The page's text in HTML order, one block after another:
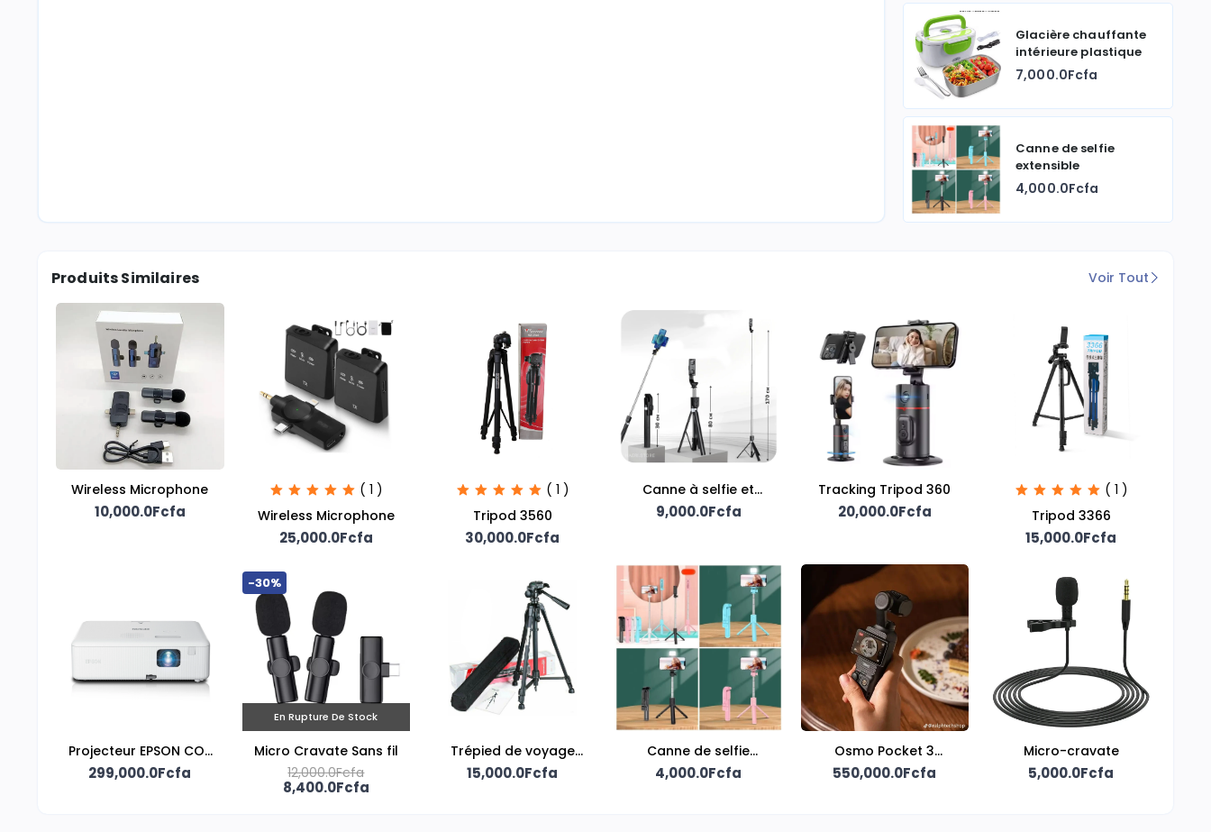
Glacière chauffante
intérieure plastique
7,000.0Fcfa
Canne de selfie
extensible
4,000.0Fcfa
Produits Similaires Voir Tout
Wireless Microphone
10,000.0Fcfa
( 1 )
Wireless Microphone
25,000.0Fcfa
( 1 )
Tripod 3560
30,000.0Fcfa
Canne à selfie et
support téléphone
9,000.0Fcfa
Tracking Tripod 360
20,000.0Fcfa
( 1 )
Tripod 3366
15,000.0Fcfa
Projecteur EPSON CO-
W01
299,000.0Fcfa
-30%
En Rupture De Stock
Micro Cravate Sans fil
12,000.0Fcfa
8,400.0Fcfa
Trépied de voyage
portable
15,000.0Fcfa
Canne de selfie
extensible
4,000.0Fcfa
Osmo Pocket 3
Creator Combo
550,000.0Fcfa
Micro-cravate
5,000.0Fcfa